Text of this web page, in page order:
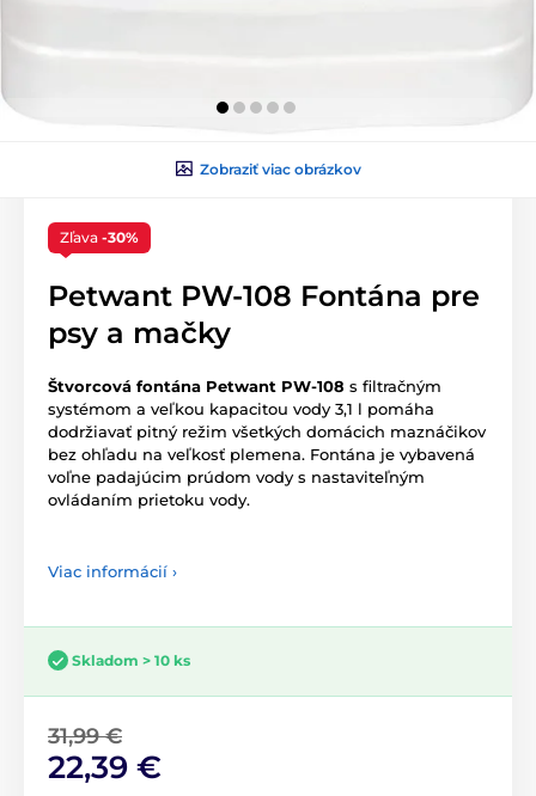
Zobraziť viac obrázkov
Zľava -30%
Petwant PW-108 Fontána pre
psy a mačky
Štvorcová fontána Petwant PW-108 s filtračným
systémom a veľkou kapacitou vody 3,1 l pomáha
dodržiavať pitný režim všetkých domácich maznáčikov
bez ohľadu na veľkosť plemena. Fontána je vybavená
voľne padajúcim prúdom vody s nastaviteľným
ovládaním prietoku vody.
Viac informácií ›
Skladom > 10 ks
31,99 €
22,39 €